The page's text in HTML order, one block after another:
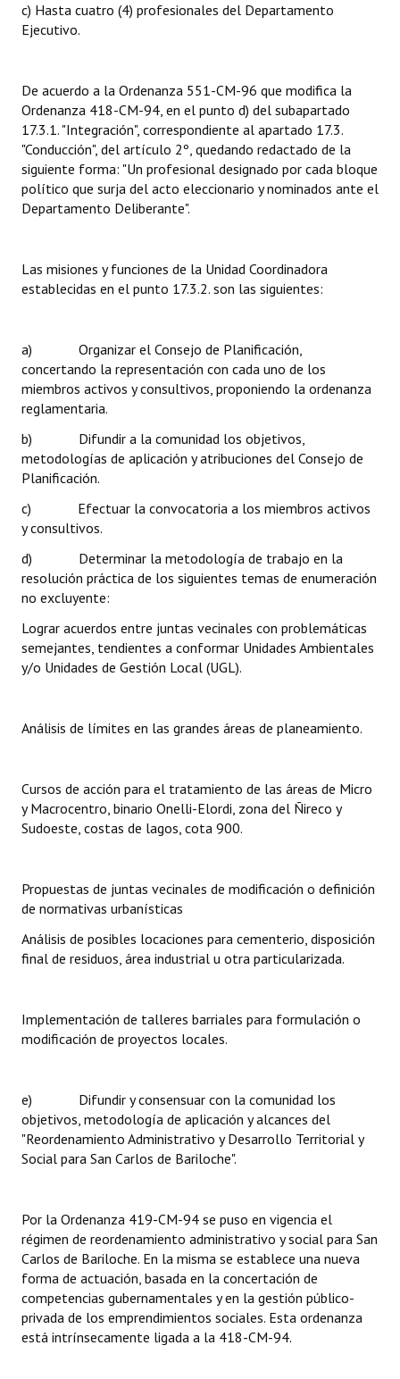
Audiencias Públicas - Registro
Periodistas Decanos - Registro
Ciudadano Ilustre - Registro
Banca del Vecino - Registro
Huéspedes de Honor - Registro
Reconocimientos - Registro
Entrega de distinciones
REFORMA DE LA CARTA ORGÁNICA
c) Hasta cuatro (4) profesionales del Departamento
Ejecutivo.
De acuerdo a la Ordenanza 551-CM-96 que modifica la
Ordenanza 418-CM-94, en el punto d) del subapartado
17.3.1. "Integración", correspondiente al apartado 17.3.
"Conducción", del artículo 2º, quedando redactado de la
siguiente forma: "Un profesional designado por cada bloque
político que surja del acto eleccionario y nominados ante el
Departamento Deliberante".
Las misiones y funciones de la Unidad Coordinadora
establecidas en el punto 17.3.2. son las siguientes:
a) Organizar el Consejo de Planificación,
concertando la representación con cada uno de los
miembros activos y consultivos, proponiendo la ordenanza
reglamentaria.
b) Difundir a la comunidad los objetivos,
metodologías de aplicación y atribuciones del Consejo de
Planificación.
c) Efectuar la convocatoria a los miembros activos
y consultivos.
d) Determinar la metodología de trabajo en la
resolución práctica de los siguientes temas de enumeración
no excluyente:
Lograr acuerdos entre juntas vecinales con problemáticas
semejantes, tendientes a conformar Unidades Ambientales
y/o Unidades de Gestión Local (UGL).
Análisis de límites en las grandes áreas de planeamiento.
Cursos de acción para el tratamiento de las áreas de Micro
y Macrocentro, binario Onelli-Elordi, zona del Ñireco y
Sudoeste, costas de lagos, cota 900.
Propuestas de juntas vecinales de modificación o definición
de normativas urbanísticas
Análisis de posibles locaciones para cementerio, disposición
final de residuos, área industrial u otra particularizada.
Implementación de talleres barriales para formulación o
modificación de proyectos locales.
e) Difundir y consensuar con la comunidad los
objetivos, metodología de aplicación y alcances del
"Reordenamiento Administrativo y Desarrollo Territorial y
Social para San Carlos de Bariloche".
Por la Ordenanza 419-CM-94 se puso en vigencia el
régimen de reordenamiento administrativo y social para San
Carlos de Bariloche. En la misma se establece una nueva
forma de actuación, basada en la concertación de
competencias gubernamentales y en la gestión público-
privada de los emprendimientos sociales. Esta ordenanza
está intrínsecamente ligada a la 418-CM-94.